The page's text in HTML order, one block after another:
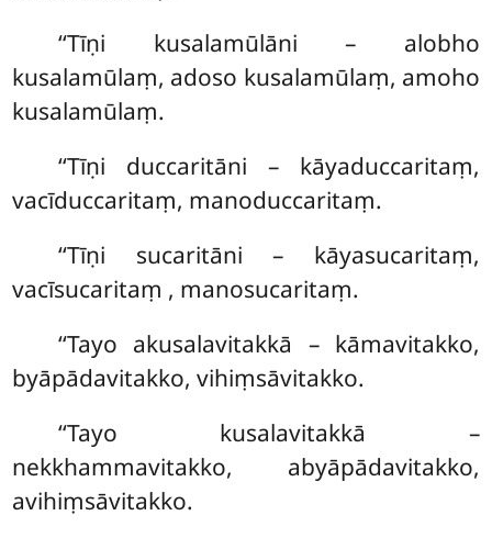
‘‘Tīṇi kusalamūlāni – alobho
kusalamūlaṃ, adoso kusalamūlaṃ, amoho
kusalamūlaṃ.
‘‘Tīṇi duccaritāni – kāyaduccaritaṃ,
vacīduccaritaṃ, manoduccaritaṃ.
‘‘Tīṇi sucaritāni – kāyasucaritaṃ,
vacīsucaritaṃ , manosucaritaṃ.
‘‘Tayo akusalavitakkā – kāmavitakko,
byāpādavitakko, vihiṃsāvitakko.
‘‘Tayo kusalavitakkā –
nekkhammavitakko, abyāpādavitakko,
avihiṃsāvitakko.